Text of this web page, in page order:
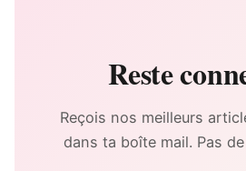
Reste
Reçois nos meilleurs
dans ta boîte mail. Pas